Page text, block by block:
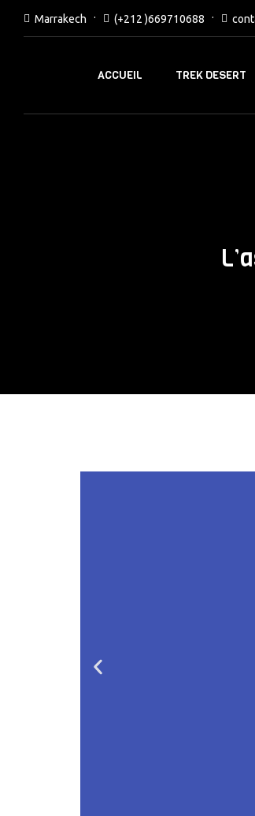
Marrakech (+212 )669710688
ACCUEIL TREK DESERT